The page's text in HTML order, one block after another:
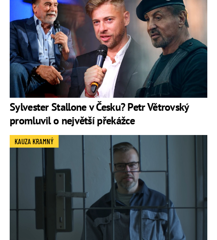
Sylvester Stallone v Česku? Petr Větrovský
promluvil o největší překážce
KAUZA KRAMNÝ